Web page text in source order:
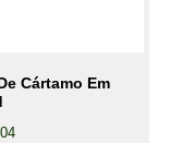
Cártamo Em